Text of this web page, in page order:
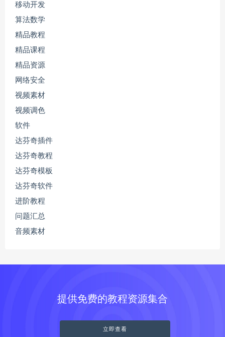
移动开发
算法数学
精品教程
精品课程
精品资源
网络安全
视频素材
视频调色
软件
达芬奇插件
达芬奇教程
达芬奇模板
达芬奇软件
进阶教程
问题汇总
音频素材
提供免费的教程资源集合
立即查看